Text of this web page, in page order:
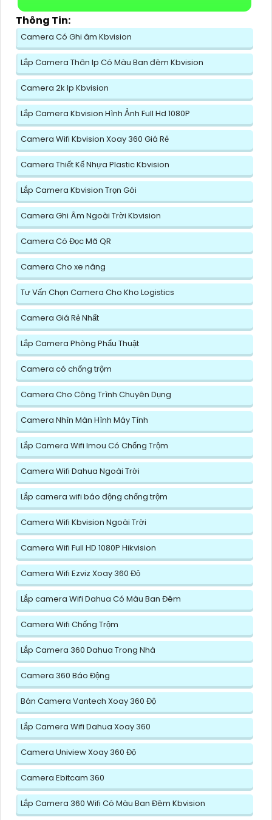
Thông Tin:
Camera Có Ghi âm Kbvision
Lắp Camera Thân Ip Có Màu Ban đêm Kbvision
Camera 2k Ip Kbvision
Lắp Camera Kbvision Hình Ảnh Full Hd 1080P
Camera Wifi Kbvision Xoay 360 Giá Rẻ
Camera Thiết Kế Nhựa Plastic Kbvision
Lắp Camera Kbvision Trọn Gói
Camera Ghi Âm Ngoài Trời Kbvision
Camera Có Đọc Mã QR
Camera Cho xe nâng
Tư Vấn Chọn Camera Cho Kho Logistics
Camera Giá Rẻ Nhất
Lắp Camera Phòng Phẩu Thuật
Camera có chống trộm
Camera Cho Công Trình Chuyên Dụng
Camera Nhìn Màn Hình Máy Tính
Lắp Camera Wifi Imou Có Chống Trộm
Camera Wifi Dahua Ngoài Trời
Lắp camera wifi báo động chống trộm
Camera Wifi Kbvision Ngoài Trời
Camera Wifi Full HD 1080P Hikvision
Camera Wifi Ezviz Xoay 360 Độ
Lắp camera Wifi Dahua Có Màu Ban Đêm
Camera Wifi Chống Trộm
Lắp Camera 360 Dahua Trong Nhà
Camera 360 Báo Động
Bán Camera Vantech Xoay 360 Độ
Lắp Camera Wifi Dahua Xoay 360
Camera Uniview Xoay 360 Độ
Camera Ebitcam 360
Lắp Camera 360 Wifi Có Màu Ban Đêm Kbvision